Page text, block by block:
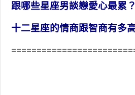
跟哪些星座男談戀愛心最累？
十二星座的情商跟智商有多